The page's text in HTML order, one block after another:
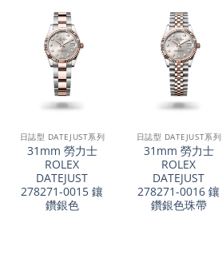
日誌型 DATEJUST系列
31mm 勞力士
ROLEX
DATEJUST
278271-0015 鑲
鑽銀色
日誌型 DATEJUST系列
31mm 勞力士
ROLEX
DATEJUST
278271-0016 鑲
鑽銀色珠帶